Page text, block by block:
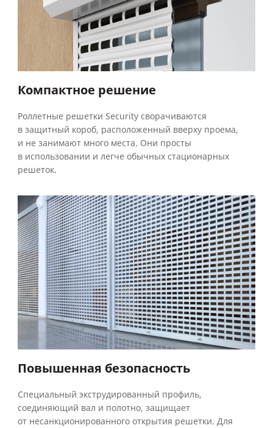
Компактное решение
Роллетные решетки Security сворачиваются
в защитный короб, расположенный вверху проема,
и не занимают много места. Они просты
в использовании и легче обычных стационарных
решеток.
Повышенная безопасность
Специальный экструдированный профиль,
соединяющий вал и полотно, защищает
от несанкционированного открытия решетки. Для